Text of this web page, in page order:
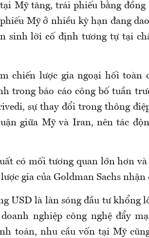
Mỹ tăng, trái phiếu bằng
Mỹ ở nhiều kỳ hạn đang
sinh lời cố định tương tự tại
chiến lược gia ngoại hối toàn
trong báo cáo công bố tuần
sự thay đổi trong thông
giữa Mỹ và Iran, nên tác
có mối tương quan lớn hơn
gia của Goldman Sachs nhận
USD là làn sóng đầu tư khổng
nghiệp công nghệ đẩy
toán, nhu cầu vốn tại Mỹ